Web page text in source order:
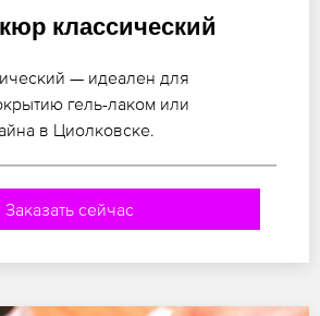
классический
— идеален для
гель-лаком или
в Циолковске.
Заказать сейчас